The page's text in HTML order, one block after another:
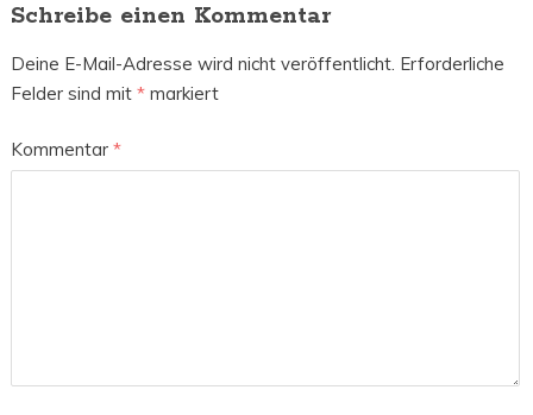
Schreibe einen Kommentar
Deine E-Mail-Adresse wird nicht veröffentlicht. Erforderliche
Felder sind mit *markiert
Kommentar *